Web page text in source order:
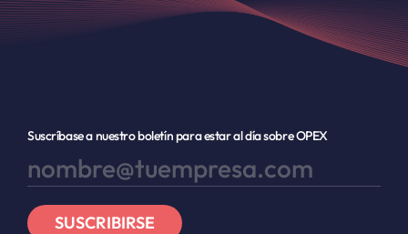
Suscríbase a nuestro boletín para estar al día sobre OPEX
SUSCRIBIRSE